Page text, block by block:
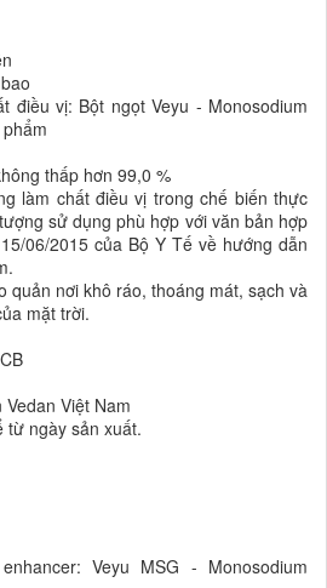
điều vị: Bột ngọt Veyu - Monosodium
thấp hơn 99,0 %
làm chất điều vị trong chế biến thực
sử dụng phù hợp với văn bản hợp
06/2015 của Bộ Y Tế về hướng dẫn
quản nơi khô ráo, thoáng mát, sạch và
mặt trời.
Việt Nam
từ ngày sản xuất.
Veyu MSG - Monosodium